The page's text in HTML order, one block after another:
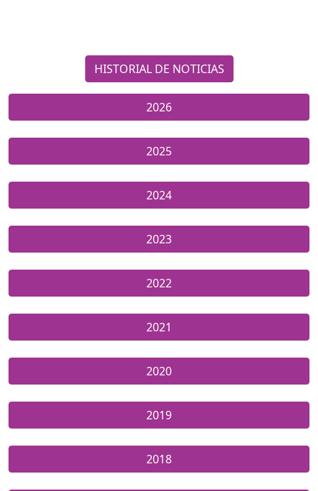
HISTORIAL DE NOTICIAS
2026
2025
2024
2023
2022
2021
2020
2019
2018